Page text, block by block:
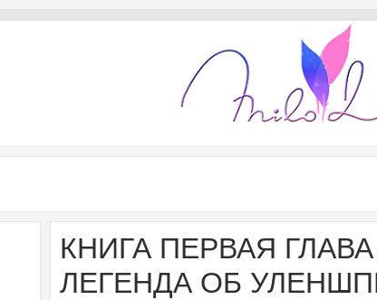
КНИГА ПЕРВАЯ ГЛАВА
ЛЕГЕНДА ОБ